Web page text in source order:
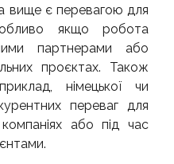
вище є перевагою для
якщо робота
партнерами або
проєктах. Також
німецької чи
переваг для
або під час